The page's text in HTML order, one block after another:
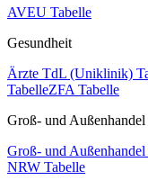
AVEU Tabelle
Gesundheit
Ärzte TdL (Uniklinik)
TabelleZFA Tabelle
Groß- und Außenhandel
Groß- und
NRW Tabelle